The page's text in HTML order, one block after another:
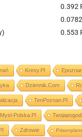
0.392
0.553
Kresy.pl
Dziennik.com
TenPoznan.pl
Mysl-Polska.pl
Zdrowie